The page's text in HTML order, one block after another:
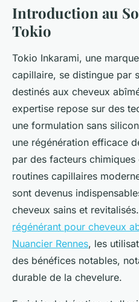
Introduction au
Tokio
Tokio Inkarami, une
capillaire, se distingue par
destinés aux cheveux
expertise repose sur des
une formulation sans
une régénération efficace
par des facteurs
routines capillaires
sont devenus
cheveux sains et
régénérant pour cheveux
Nuancier Rennes, les
des bénéfices notables,
durable de la chevelure.